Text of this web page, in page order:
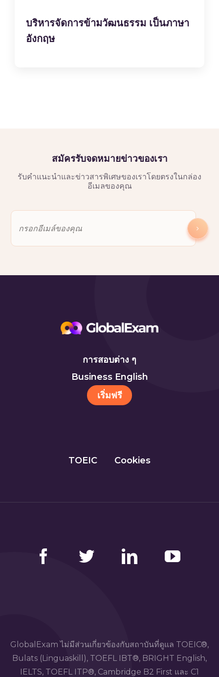
บริหารจัดการข้ามวัฒนธรรม เป็นภาษา
อังกฤษ
สมัครรับจดหมายข่าวของเรา
รับคำแนะนำและข่าวสารพิเศษของเราโดยตรงในกล่อง
อีเมลของคุณ
การสอบต่าง ๆ
Business English
เริ่มฟรี
TOEIC Cookies
GlobalExam ไม่มีส่วนเกี่ยวข้องกับสถาบันที่ดูแล TOEIC®,
Bulats (Linguaskill), TOEFL IBT®, BRIGHT English,
IELTS, TOEFL ITP®, Cambridge B2 First และ C1